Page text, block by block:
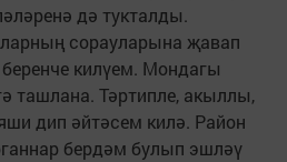
дә тукталды.
сорауларына җавап
килүем. Мондагы
ташлана. Тәртипле, акыллы,
дип әйтәсем килә. Район
бердәм булып эшләү